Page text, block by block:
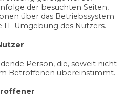
der besuchten Seiten,
über das Betriebssystem
IT-Umgebung des Nutzers.
Person, die, soweit nicht
Betroffenen übereinstimmt.